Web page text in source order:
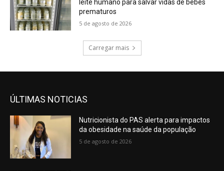
leite humano para salvar vidas de bebês
prematuros
5 de agosto de 2026
Carregar mais
ÚLTIMAS NOTICIAS
Nutricionista do PAS alerta para impactos
da obesidade na saúde da população
5 de agosto de 2026